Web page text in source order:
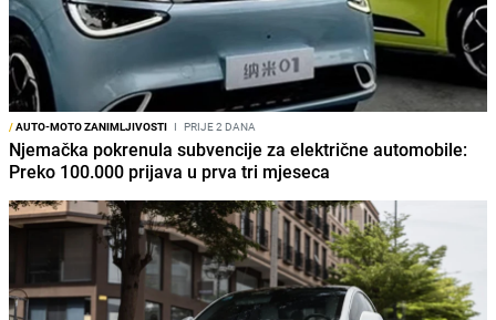
/AUTO-MOTO ZANIMLJIVOSTI I PRIJE 2 DANA
Njemačka pokrenula subvencije za električne automobile:
Preko 100.000 prijava u prva tri mjeseca